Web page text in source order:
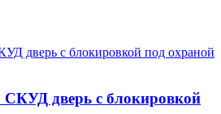
СКУД дверь с блокировкой